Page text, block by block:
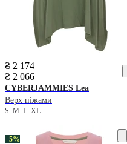
₴ 2 174
₴ 2 066
CYBERJAMMIES Lea
Верх піжами
S M L XL
−5%